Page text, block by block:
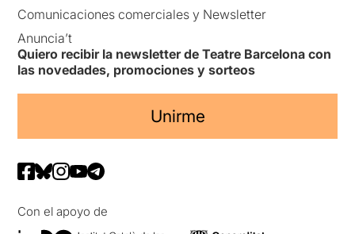
Comunicaciones comerciales y Newsletter
Anuncia’t
Quiero recibir la newsletter de Teatre Barcelona con
las novedades, promociones y sorteos
Unirme
Con el apoyo de